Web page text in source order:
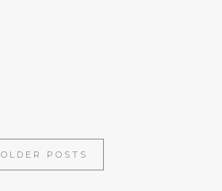
OLDER POSTS